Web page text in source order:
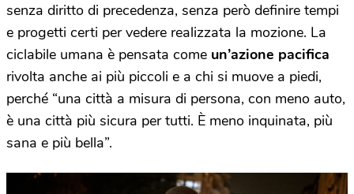
senza diritto di precedenza, senza però definire tempi
e progetti certi per vedere realizzata la mozione. La
ciclabile umana è pensata come un’azione pacifica
rivolta anche ai più piccoli e a chi si muove a piedi,
perché “una città a misura di persona, con meno auto,
è una città più sicura per tutti. È meno inquinata, più
sana e più bella”.